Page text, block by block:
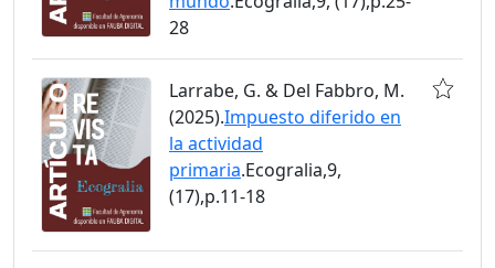
28
Larrabe, G. & Del Fabbro, M.
(2025).Impuesto diferido en
la actividad
primaria.Ecogralia,9,
(17),p.11-18